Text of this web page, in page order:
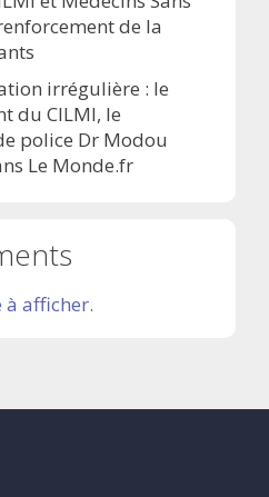
de la
irrégulière : le
du CILMI, le
police Dr Modou
Le Monde.fr
afficher.